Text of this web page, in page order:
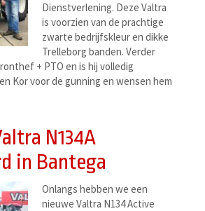
Dienstverlening. Deze Valtra
is voorzien van de prachtige
zwarte bedrijfskleur en dikke
Trelleborg banden. Verder
+ PTO en is hij volledig
Kor voor de gunning en wensen hem
N134A
in Bantega
Onlangs hebben we een
nieuwe Valtra N134 Active